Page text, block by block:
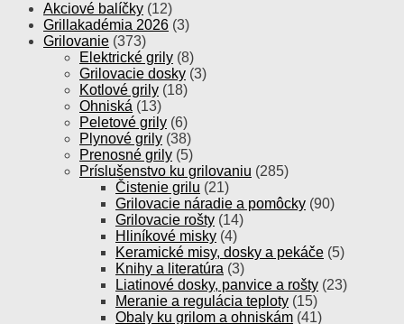
Akciové balíčky (12)
Grillakadémia 2026 (3)
Grilovanie (373)
Elektrické grily (8)
Grilovacie dosky (3)
Kotlové grily (18)
Ohniská (13)
Peletové grily (6)
Plynové grily (38)
Prenosné grily (5)
Príslušenstvo ku grilovaniu (285)
Čistenie grilu (21)
Grilovacie náradie a pomôcky (90)
Grilovacie rošty (14)
Hliníkové misky (4)
Keramické misy, dosky a pekáče (5)
Knihy a literatúra (3)
Liatinové dosky, panvice a rošty (23)
Meranie a regulácia teploty (15)
Obaly ku grilom a ohniskám (41)